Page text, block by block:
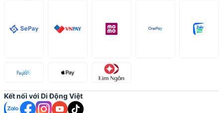
Kết nối với Di Động Việt